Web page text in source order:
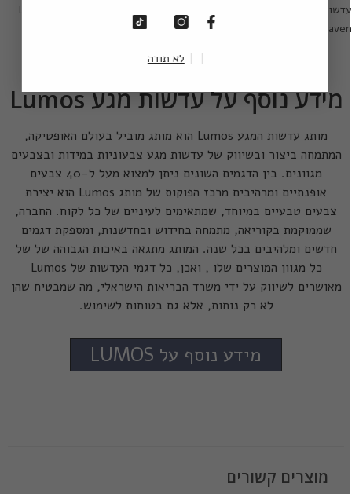
מגע בעיצובים מרהיבים:
Lumos Sweety
Glow, Lumos Hypnotic Lumos
מידע נוסף על עדשות מגע Lumos
מותג עדשות המגע Lumos הוא מותג מוביל בעולם האופטיקה,
המתמחה ביצור ובשיווק של עדשות מגע צבעוניות במידות ובצבעים
מגוונים. בין הדגמים השונים ניתן למצוא מעל ל-40 צבעים
אופנתיים ומרהיבים מרכז הפוקוס של מותג Lumos הוא יצירת
צבעים טבעיים במיוחד, שמתאימים לעיניים של כל לקוח. החברה,
שממוקמת בקוריאה, מתמחה בחידוש ובחדשנות, ומספקת דגמים
חדשים ומלהיבים בכל שנה. המותג מתגאה באיכות הגבוהה של של
כל מגוון המוצרים שלו , ואכן, כל דגמי העדשות של Lumos
מאושרים לשיווק על ידי משרד הבריאות הישראלי, מה שמבטיח שהן
לא רק נוחות, אלא גם בטוחות לשימוש.
מידע נוסף על LUMOS
מוצרים קשורים
לא תודה